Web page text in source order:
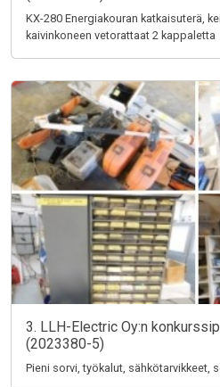
KX-280 Energiakouran katkaisuterä,
kaivinkoneen vetorattaat 2 kappaletta
3. LLH-Electric Oy:n
(2023380-5)
Pieni sorvi, työkalut, sähkötarvikkeet,